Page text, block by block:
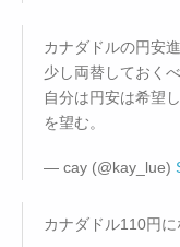
カナダドルの円安
少し両替しておくべ
自分は円安は希望
を望む。
— cay (@kay_lue)
カナダドル110円